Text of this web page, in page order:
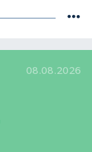
08.08.2026